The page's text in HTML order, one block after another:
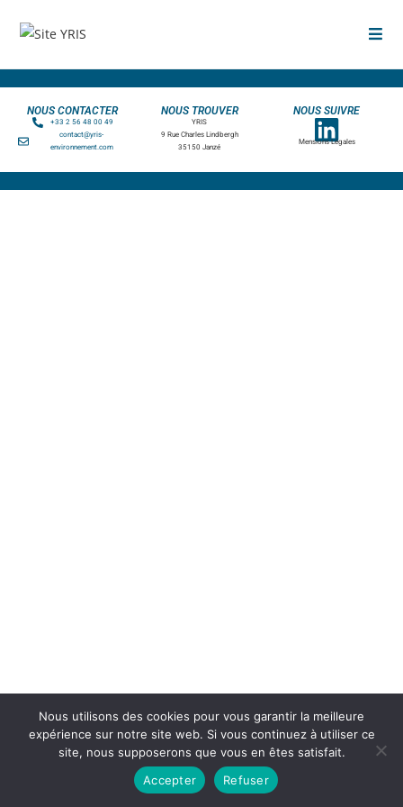
NOUS CONTACTER
+33 2 56 48 00 49
contact@yris-
environnement.com
NOUS TROUVER
YRIS
9 Rue Charles Lindbergh
35150 Janzé
NOUS SUIVRE
Mensions Légales
Nous utilisons des cookies pour vous garantir la meilleure
expérience sur notre site web. Si vous continuez à utiliser ce
site, nous supposerons que vous en êtes satisfait.
Accepter
Refuser